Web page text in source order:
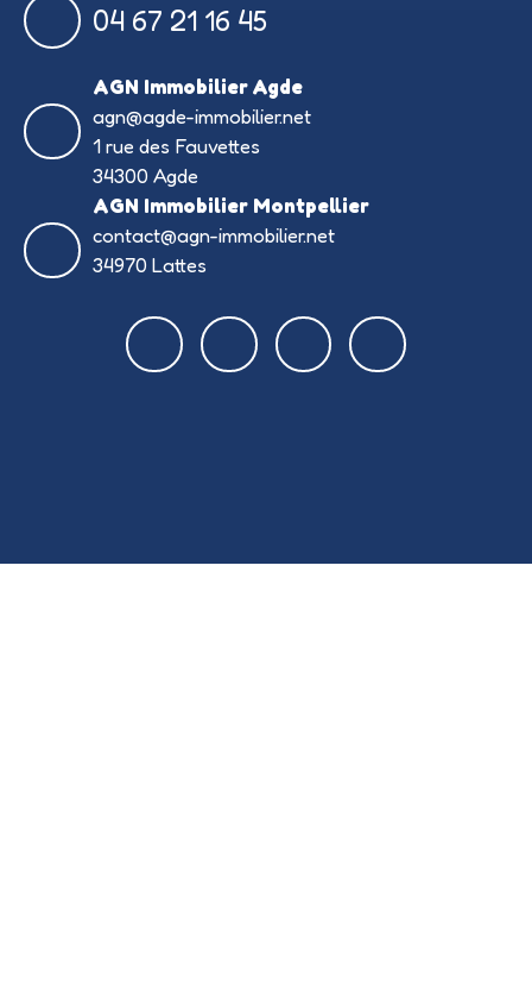
04 67 21 16 45
AGN Immobilier Agde
agn@agde-immobilier.net
1 rue des Fauvettes
34300 Agde
AGN Immobilier Montpellier
contact@agn-immobilier.net
34970 Lattes